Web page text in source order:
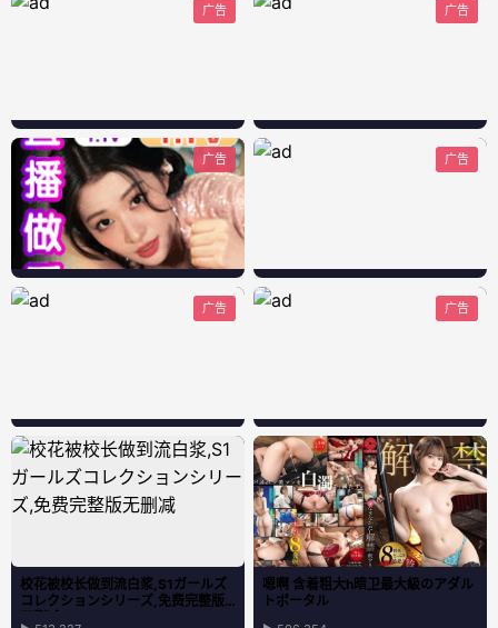
广告 广告
广告 广告
广告 广告
校花被校长做到流白浆,S1ガールズ
コレクションシリーズ,免费完整版
嗯啊 含着粗大h暗卫最大級のアダル
トポータル